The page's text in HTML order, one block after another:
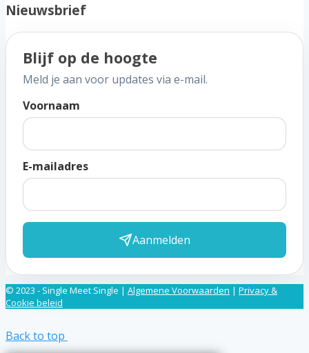
Nieuwsbrief
Blijf op de hoogte
Meld je aan voor updates via e-mail.
Voornaam
E-mailadres
Aanmelden
© 2023 - Single Meet Single | Algemene Voorwaarden | Privacy &
Cookie beleid
Back to top